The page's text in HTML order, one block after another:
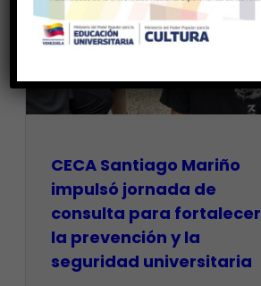
CECA Santiago Mariño
impulsó jornada de
consulta para fortalecer
la prevención y la
seguridad universitaria